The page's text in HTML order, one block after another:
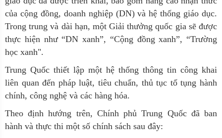
của cộng đồng, doanh nghiệp (DN) và hệ thống giáo dục.
Trong trung và dài hạn, một Giải thưởng quốc gia sẽ được
thực hiện như “DN xanh”, “Cộng đồng xanh”, “Trường
học xanh".
Trung Quốc thiết lập một hệ thống thông tin công khai
liên quan đến pháp luật, tiêu chuẩn, thủ tục tố tụng hành
chính, công nghệ và các hàng hóa.
Theo định hướng trên, Chính phủ Trung Quốc đã ban
hành và thực thi một số chính sách sau đây: